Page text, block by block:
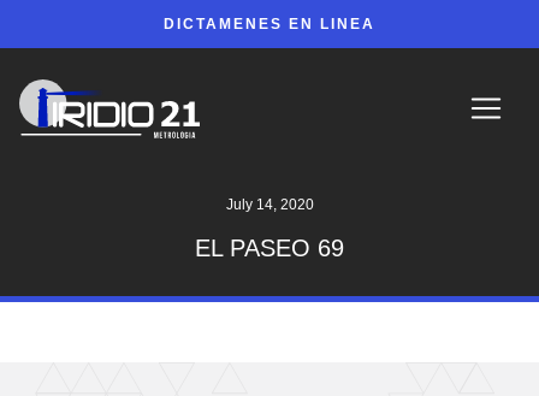
DICTAMENES EN LINEA
July 14, 2020
EL PASEO 69